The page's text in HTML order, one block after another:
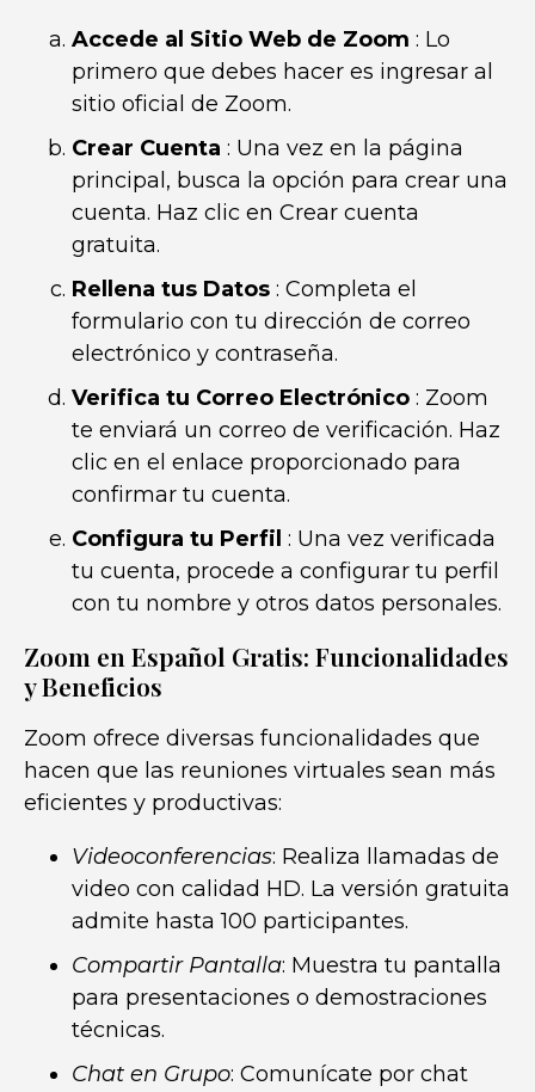
Accede al Sitio Web de Zoom : Lo
primero que debes hacer es ingresar al
sitio oficial de Zoom.
Crear Cuenta : Una vez en la página
principal, busca la opción para crear una
cuenta. Haz clic en Crear cuenta
gratuita.
Rellena tus Datos : Completa el
formulario con tu dirección de correo
electrónico y contraseña.
Verifica tu Correo Electrónico : Zoom
te enviará un correo de verificación. Haz
clic en el enlace proporcionado para
confirmar tu cuenta.
Configura tu Perfil : Una vez verificada
tu cuenta, procede a configurar tu perfil
con tu nombre y otros datos personales.
Zoom en Español Gratis: Funcionalidades
y Beneficios
Zoom ofrece diversas funcionalidades que
hacen que las reuniones virtuales sean más
eficientes y productivas:
Videoconferencias: Realiza llamadas de
video con calidad HD. La versión gratuita
admite hasta 100 participantes.
Compartir Pantalla: Muestra tu pantalla
para presentaciones o demostraciones
técnicas.
Chat en Grupo: Comunícate por chat